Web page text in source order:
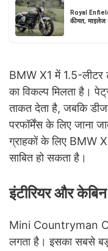
Royal
कीमत, माइलेज
BMW X1 में 1.5-लीटर
का विकल्प मिलता है।
ताकत देता है, जबकि
परफॉर्मेंस के लिए जाना
ग्राहकों के लिए BMW
साबित हो सकता है।
इंटीरियर और
Mini Countryman C
लगता है। इसका सबसे